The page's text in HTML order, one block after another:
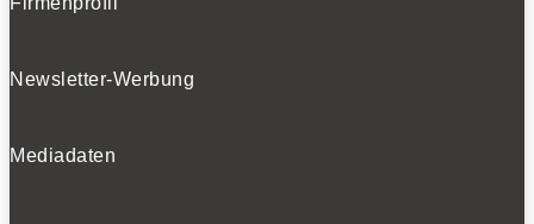
Newsletter-Werbung
Mediadaten